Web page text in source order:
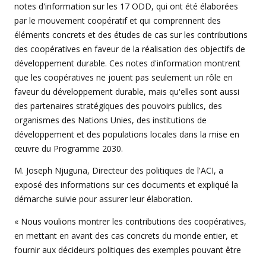
notes d'information sur les 17 ODD, qui ont été élaborées
par le mouvement coopératif et qui comprennent des
éléments concrets et des études de cas sur les contributions
des coopératives en faveur de la réalisation des objectifs de
développement durable. Ces notes d'information montrent
que les coopératives ne jouent pas seulement un rôle en
faveur du développement durable, mais qu'elles sont aussi
des partenaires stratégiques des pouvoirs publics, des
organismes des Nations Unies, des institutions de
développement et des populations locales dans la mise en
œuvre du Programme 2030.
M. Joseph Njuguna, Directeur des politiques de l'ACI, a
exposé des informations sur ces documents et expliqué la
démarche suivie pour assurer leur élaboration.
« Nous voulions montrer les contributions des coopératives,
en mettant en avant des cas concrets du monde entier, et
fournir aux décideurs politiques des exemples pouvant être